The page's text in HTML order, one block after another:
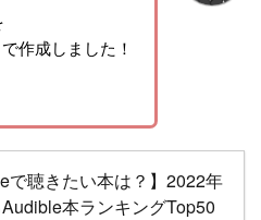
作成しました！
で聴きたい本は？】2022年
本ランキングTop50